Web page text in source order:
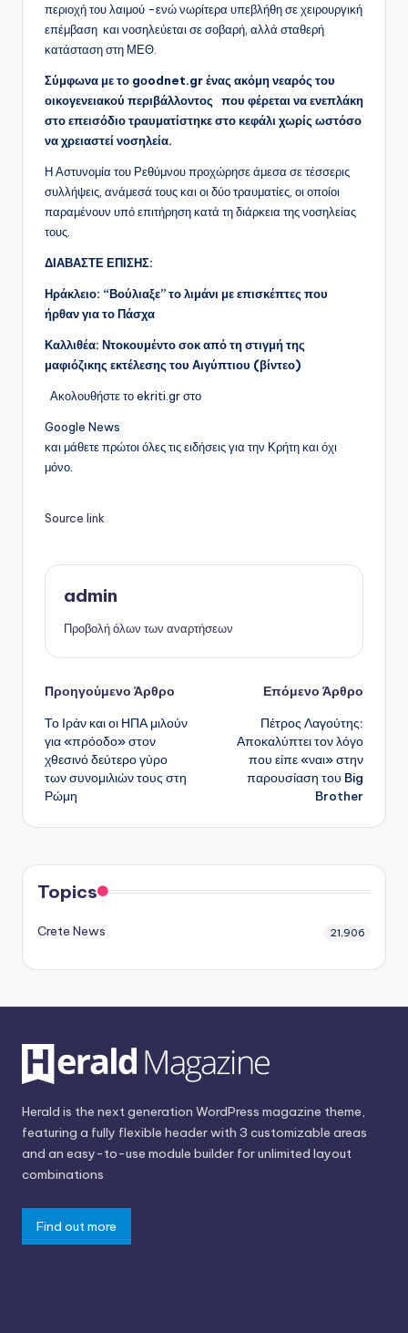
περιοχή του λαιμού -ενώ νωρίτερα υπεβλήθη σε χειρουργική
επέμβαση και νοσηλεύεται σε σοβαρή, αλλά σταθερή
κατάσταση στη ΜΕΘ.
Σύμφωνα με το gοodnet.gr ένας ακόμη νεαρός του
οικογενειακού περιβάλλοντος που φέρεται να ενεπλάκη
στο επεισόδιο τραυματίστηκε στο κεφάλι χωρίς ωστόσο
να χρειαστεί νοσηλεία.
Η Αστυνομία του Ρεθύμνου προχώρησε άμεσα σε τέσσερις
συλλήψεις, ανάμεσά τους και οι δύο τραυματίες, οι οποίοι
παραμένουν υπό επιτήρηση κατά τη διάρκεια της νοσηλείας
τους.
ΔΙΑΒΑΣΤΕ ΕΠΙΣΗΣ:
Ηράκλειο: “Βούλιαξε” το λιμάνι με επισκέπτες που
ήρθαν για το Πάσχα
Καλλιθέα: Ντοκουμέντο σοκ από τη στιγμή της
μαφιόζικης εκτέλεσης του Αιγύπτιου (βίντεο)
Ακολουθήστε το ekriti.gr στο
Google News
και μάθετε πρώτοι όλες τις ειδήσεις για την Κρήτη και όχι
μόνο.
Source link
admin
Προβολή όλων των αναρτήσεων
Πλοήγηση
δημοσιεύσεων
Προηγούμενο Άρθρο
Το Ιράν και οι ΗΠΑ μιλούν
για «πρόοδο» στον
χθεσινό δεύτερο γύρο
των συνομιλιών τους στη
Ρώμη
Επόμενο Άρθρο
Πέτρος Λαγούτης:
Αποκαλύπτει τον λόγο
που είπε «ναι» στην
παρουσίαση του Big
Brother
Topics
Crete News 21,906
Herald is the next generation WordPress magazine theme,
featuring a fully flexible header with 3 customizable areas
and an easy-to-use module builder for unlimited layout
combinations
Find out more